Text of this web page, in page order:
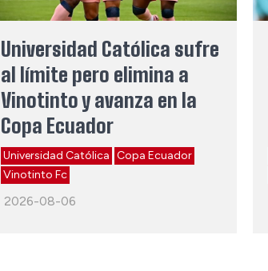
Universidad Católica sufre
al límite pero elimina a
Vinotinto y avanza en la
Copa Ecuador
Universidad Católica Copa Ecuador
Vinotinto Fc
2026-08-06